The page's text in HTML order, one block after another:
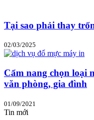
Tại sao phải thay
02/03/2025
Cẩm nang chọn loại
văn phòng, gia đình
01/09/2021
Tin mới